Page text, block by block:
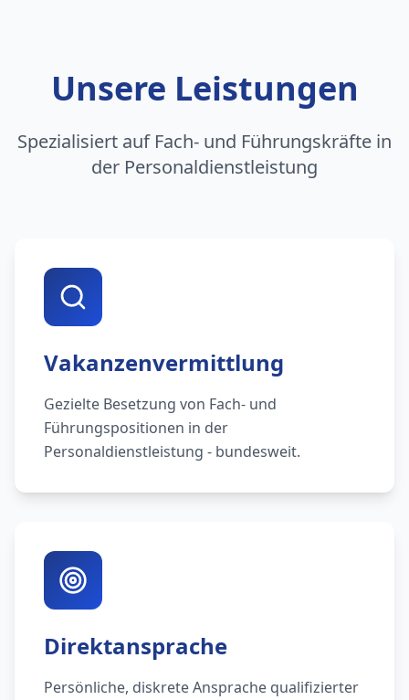
Unsere Leistungen
Spezialisiert auf Fach- und Führungskräfte in
der Personaldienstleistung
Vakanzenvermittlung
Gezielte Besetzung von Fach- und
Führungspositionen in der
Personaldienstleistung - bundesweit.
Direktansprache
Persönliche, diskrete Ansprache qualifizierter